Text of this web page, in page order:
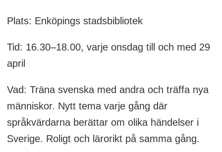
Plats: Enköpings stadsbibliotek
Tid: 16.30–18.00, varje onsdag till och med 29
april
Vad: Träna svenska med andra och träffa nya
människor. Nytt tema varje gång där
språkvärdarna berättar om olika händelser i
Sverige. Roligt och lärorikt på samma gång.